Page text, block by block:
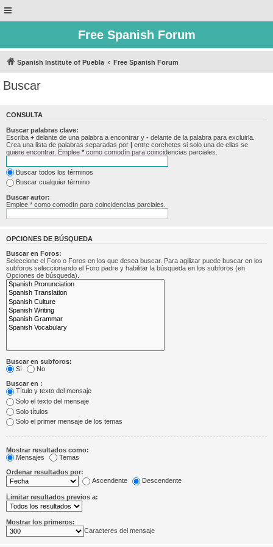
Free Spanish Forum
Spanish Institute of Puebla Free Spanish Forum
Buscar
CONSULTA
Buscar palabras clave:
Escriba + delante de una palabra a encontrar y - delante de la palabra para excluirla.
Crea una lista de palabras separadas por | entre corchetes si solo una de ellas se
quiere encontrar. Emplee * como comodín para coincidencias parciales.
Buscar todos los términos
Buscar cualquier término
Buscar autor:
Emplee * como comodín para coincidencias parciales.
OPCIONES DE BÚSQUEDA
Buscar en Foros:
Seleccione el Foro o Foros en los que desea buscar. Para agilizar puede buscar en los
subforos seleccionando el Foro padre y habilitar la búsqueda en los subforos (en
Opciones de búsqueda).
Buscar en subforos:
Sí
No
Buscar en :
Título y texto del mensaje
Solo el texto del mensaje
Solo títulos
Solo el primer mensaje de los temas
Mostrar resultados como:
Mensajes
Temas
Ordenar resultados por:
Ascendente
Descendente
Limitar resultados previos a:
Mostrar los primeros:
Caracteres del mensaje